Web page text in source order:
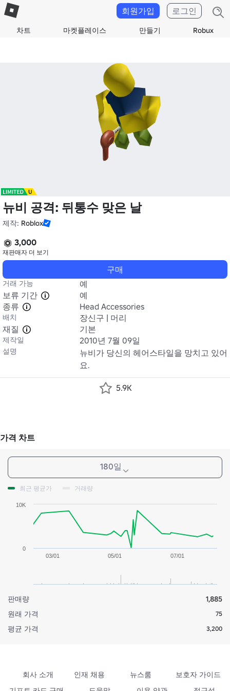
차트 마켓플레이스 만들기 Robux
회원가입 로그인
뉴비 공격: 뒤통수 맞은 날
제작: Roblox
3,000
재판매자 더 보기
구매
거래 가능
예
보류 기간
예
종류
Head Accessories
배치
장신구 | 머리
재질
기본
제작일 2010년 7월 09일
설명
뉴비가 당신의 헤어스타일을 망치고 있어
요.
5.9K
가격 차트
180일
최근 평균가 거래량
03/01 05/01 07/01
0
10K
판매량
1,885
원래 가격
75
평균 가격 3,200
회사 소개 인재 채용 뉴스룸
보호자 가이드